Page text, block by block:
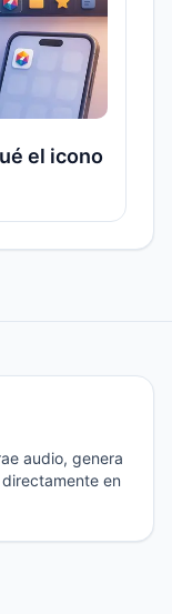
el icono
y en la
clic?
audio, genera
en